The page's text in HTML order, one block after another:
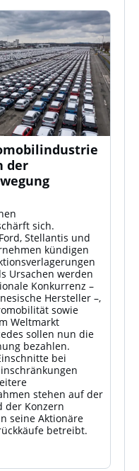
der
sich.
Stellantis und
kündigen
Ursachen werden
Konkurrenz –
Hersteller –,
sowie
Weltmarkt
sollen nun die
bezahlen.
bei
stehen auf der
der Konzern
seine Aktionäre
betreibt.